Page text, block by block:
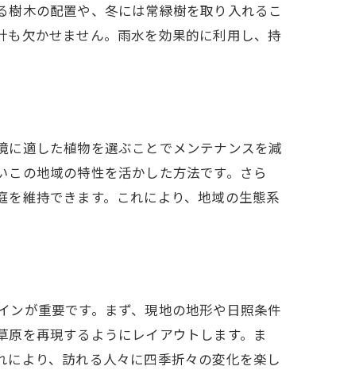
ニック
木の配置や、冬には常緑樹を取り入れるこ
欠かせません。雨水を効果的に利用し、持
適した植物を選ぶことでメンテナンスを減
の地域の特性を活かした方法です。さら
維持できます。これにより、地域の生態系
が重要です。まず、現地の地形や日照条件
を再現するようにレイアウトします。ま
より、訪れる人々に四季折々の変化を楽し